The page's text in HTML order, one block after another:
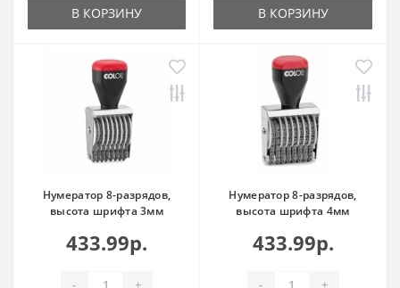
В КОРЗИНУ В КОРЗИНУ
Нумератор 8-разрядов,
высота шрифта 3мм
433.99р.
- +
Нумератор 8-разрядов,
высота шрифта 4мм
433.99р.
- +